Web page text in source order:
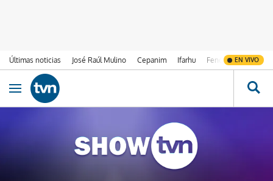
Últimas noticias José Raúl Mulino Cepanim Ifarhu Fenómeno de El
EN VIVO
Ir al contenido
Obrir navegació